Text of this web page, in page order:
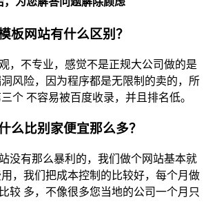
板网站有什么区别？
，不专业，感觉不是正规大公司做的是
风险，因为程序都是无限制的卖的，所
个 不容易被百度收录，并且排名低。
么比别家便宜那么多？
没有那么暴利的，我们做个网站基本就
，我们把成本控制的比较好，每个月做
较 多，不像很多您当地的公司一个月只